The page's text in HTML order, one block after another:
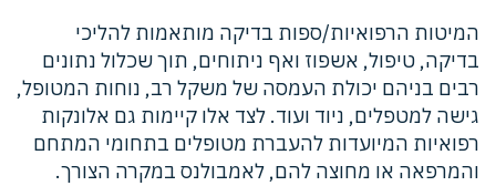
המיטות הרפואיות/ספות בדיקה מותאמות להליכי
בדיקה, טיפול, אשפוז ואף ניתוחים, תוך שכלול נתונים
רבים בניהם יכולת העמסה של משקל רב, נוחות המטופל,
גישה למטפלים, ניוד ועוד. לצד אלו קיימות גם אלונקות
רפואיות המיועדות להעברת מטופלים בתחומי המתחם
והמרפאה או מחוצה להם, לאמבולנס במקרה הצורך.